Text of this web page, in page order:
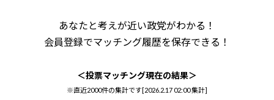
あなたと考えが近い政党がわかる！
会員登録でマッチング履歴を保存できる！
＜投票マッチング現在の結果＞
※直近2000件の集計です[2026.2.17 02:00集計]